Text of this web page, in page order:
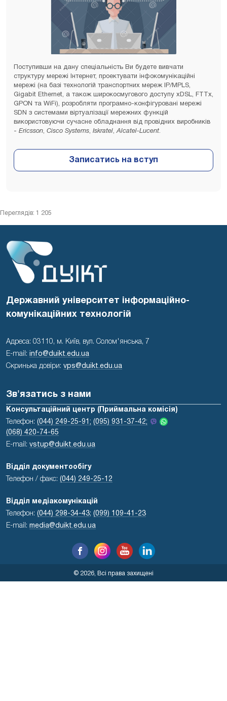
Поступивши на дану спеціальність Ви будете вивчати
структуру мережі Інтернет, проектувати інфокомунікаційні
мережі (на базі технологій транспортних мереж IP/MPLS,
Gigabit Ethernet, а також широкосмугового доступу xDSL, FTTx,
GPON та WiFi), розробляти програмно-конфігуровані мережі
SDN з системами віртуалізації мережних функцій
використовуючи сучасне обладнання від провідних виробників
- Ericsson, Cisco Systems, Iskratel,Alcatel-Lucent.
Переглядів: 1 205
Державний університет інформаційно-
комунікаційних технологій
Адреса: 03110, м. Київ, вул. Солом'янська, 7
E-mail: info@duikt.edu.ua
Скринька довіри: vps@duikt.edu.ua
Зв'язатись з нами
Консультаційний центр (Приймальна комісія)
Телефон: (044) 249-25-91; (095) 931-37-42;
(068) 420-74-65
E-mail: vstup@duikt.edu.ua
Відділ документообігу
Телефон / факс: (044) 249-25-12
Відділ медіакомунікацій
Телефон: (044) 298-34-43; (099) 109-41-23
E-mail: media@duikt.edu.ua
© 2026, Всі права захищені